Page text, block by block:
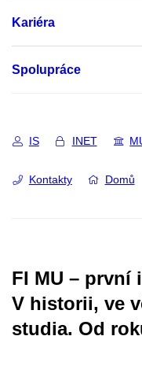
Kariéra
Spolupráce
IS INET
Kontakty Domů
FI MU – první
V historii, ve
studia. Od